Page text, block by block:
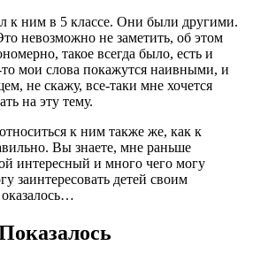
к ним в 5 классе. Они были другими.
невозможно не заметить, об этом
такое всегда было, есть и
то мои слова покажутся наивными, и
не скажу, все-таки мне хочется
на эту тему.
к ним также же, как к
Вы знаете, мне раньше
интересный и много чего могу
заинтересовать детей своим